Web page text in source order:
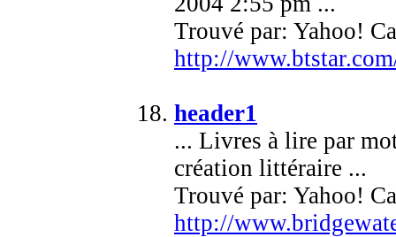
Trouvé par: Yahoo!
http://
header1
... Livres à lire par
création littéraire ...
Trouvé par: Yahoo!
http://